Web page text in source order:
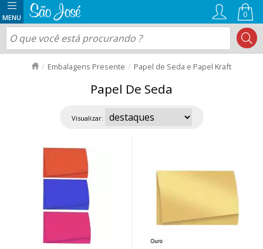
0
Embalagens Presente Papel de Seda e Papel Kraft
Papel De Seda
Visualizar: